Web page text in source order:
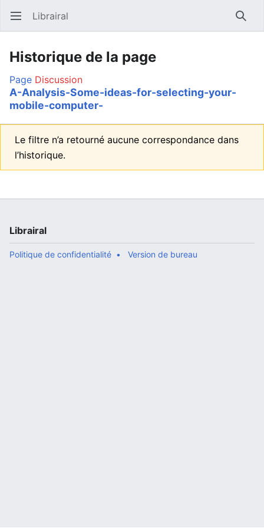
Ouvrir le menu principal Librairal
Historique de la page
Page Discussion
A-Analysis-Some-ideas-for-selecting-your-
mobile-computer-
Le filtre n’a retourné aucune correspondance dans
l’historique.
Librairal
Politique de confidentialité Version de bureau